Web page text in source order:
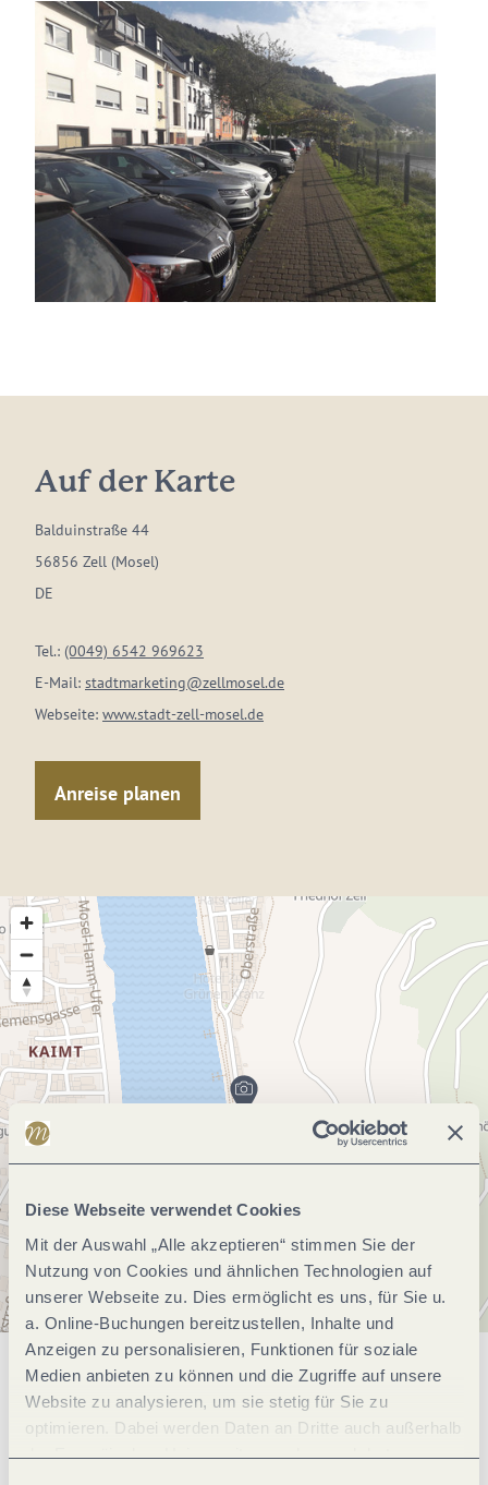
Diese Webseite verwendet Cookies
Mit der Auswahl „Alle akzeptieren“ stimmen Sie der
Nutzung von Cookies und ähnlichen Technologien auf
unserer Webseite zu. Dies ermöglicht es uns, für Sie u.
a. Online-Buchungen bereitzustellen, Inhalte und
Anzeigen zu personalisieren, Funktionen für soziale
Medien anbieten zu können und die Zugriffe auf unsere
Website zu analysieren, um sie stetig für Sie zu
optimieren. Dabei werden Daten an Dritte auch außerhalb
der Europäischen Union weitergegeben und dort
Auf der Karte
Balduinstraße 44
56856 Zell (Mosel)
DE
Tel.: (0049) 6542 969623
E-Mail: stadtmarketing@zellmosel.de
Webseite: www.stadt-zell-mosel.de
Anreise planen
Allgemeine Informationen